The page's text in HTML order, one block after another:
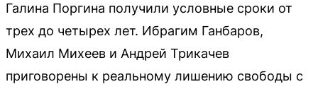
Галина Поргина получили условные сроки от
трех до четырех лет. Ибрагим Ганбаров,
Михаил Михеев и Андрей Трикачев
приговорены к реальному лишению свободы с